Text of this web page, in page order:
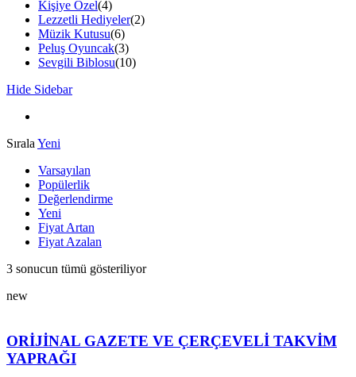
Kişiye Özel(4)
Lezzetli Hediyeler(2)
Müzik Kutusu(6)
Peluş Oyuncak(3)
Sevgili Biblosu(10)
Hide Sidebar
Sırala Yeni
Varsayılan
Popülerlik
Değerlendirme
Yeni
Fiyat Artan
Fiyat Azalan
3 sonucun tümü gösteriliyorEn
new
ORİJİNAL GAZETE VE ÇERÇEVELİ TAKVİM
YAPRAĞI